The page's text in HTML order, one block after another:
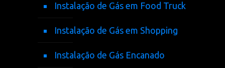
Instalação de Gás em Food Truck
Instalação de Gás em Shopping
Instalação de Gás Encanado